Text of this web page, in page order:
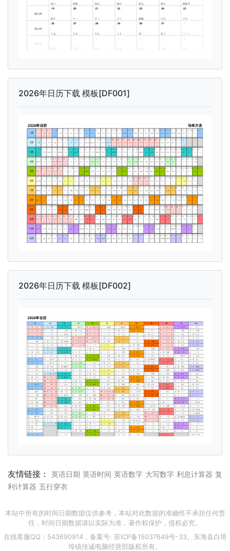
2026年日历下载 模板[DF001]
2026年日历下载 模板[DF002]
友情链接： 英语日期 英语时间 英语数字 大写数字 利息计算器 复
利计算器 五行穿衣
本站中所有的时间日期数据仅供参考，本站对此数据的准确性不承担任何责
任，时间日期数据请以实际为准，著作权保护，侵权必究。
在线客服QQ：543690914，备案号: 苏ICP备15037649号-33 。东海县白塔
埠镇佳诚电脑经营部版权所有。